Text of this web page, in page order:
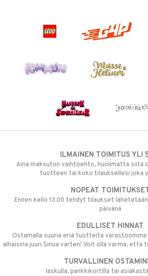
ILMAINEN TOIMITUS YLI
Aina maksuton vaihtoehto, huolimatta
tuotteen tai koko tilauksellesi joka
NOPEAT
Ennen kello 13.00 tehdyt tilaukset
päivänä
EDULLISET HINNAT
Ostamalla suuria eriä tuotteita varastoomme
alhaisina juuri Sinua varten! Voit olla varma,
TURVALLINEN
laskulla, pankkikortilla tai